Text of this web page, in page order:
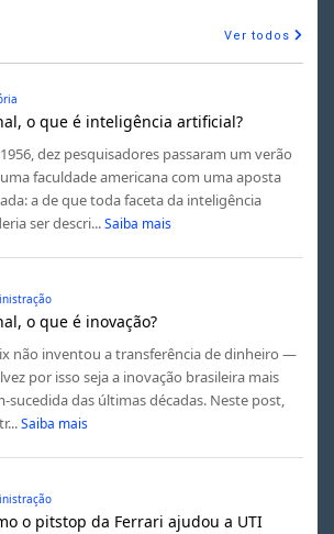
Ver todos
o que é inteligência artificial?
dez pesquisadores passaram um verão
faculdade americana com uma aposta
a de que toda faceta da inteligência
ser descri... Saiba mais
o que é inovação?
não inventou a transferência de dinheiro —
por isso seja a inovação brasileira mais
sucedida das últimas décadas. Neste post,
Saiba mais
o pitstop da Ferrari ajudou a UTI